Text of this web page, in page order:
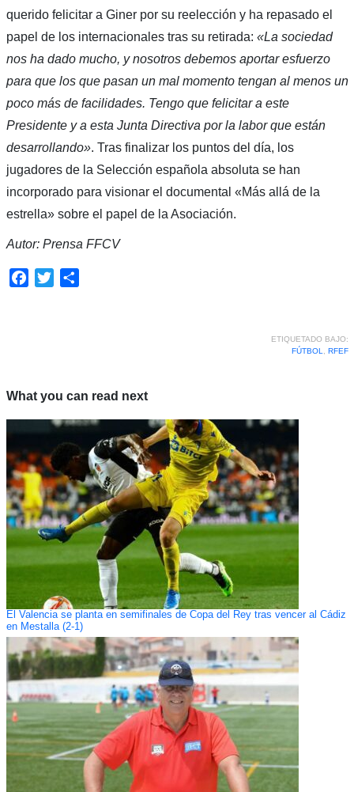
querido felicitar a Giner por su reelección y ha repasado el
papel de los internacionales tras su retirada: «La sociedad
nos ha dado mucho, y nosotros debemos aportar esfuerzo
para que los que pasan un mal momento tengan al menos un
poco más de facilidades. Tengo que felicitar a este
Presidente y a esta Junta Directiva por la labor que están
desarrollando». Tras finalizar los puntos del día, los
jugadores de la Selección española absoluta se han
incorporado para visionar el documental «Más allá de la
estrella» sobre el papel de la Asociación.
Autor: Prensa FFCV
Facebook
Twitter
ETIQUETADO BAJO:
FÚTBOL
RFEF
What you can read next
El Valencia se planta en semifinales de Copa del Rey tras vencer al Cádiz
en Mestalla (2-1)